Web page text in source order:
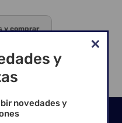
y comprar
redes
y
novedades y